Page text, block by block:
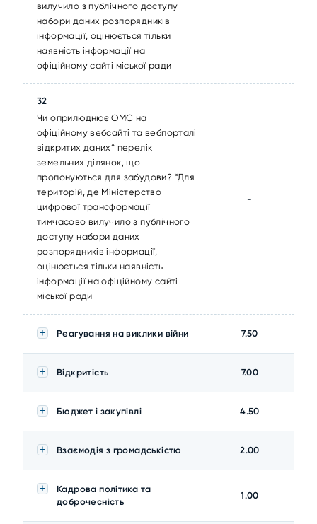
вилучило з публічного доступу
набори даних розпорядників
інформації, оцінюється тільки
наявність інформації на
офіційному сайті міської ради
32
Чи оприлюднює ОМС на
офіційному вебсайті та вебпорталі
відкритих даних* перелік
земельних ділянок, що
пропонуються для забудови? *Для
територій, де Міністерство
цифрової трансформації
тимчасово вилучило з публічного
доступу набори даних
розпорядників інформації,
оцінюється тільки наявність
інформації на офіційному сайті
міської ради
-
Реагування на виклики війни 7.50
Відкритість 7.00
Бюджет і закупівлі 4.50
Взаємодія з громадськістю 2.00
Кадрова політика та
доброчесність
1.00